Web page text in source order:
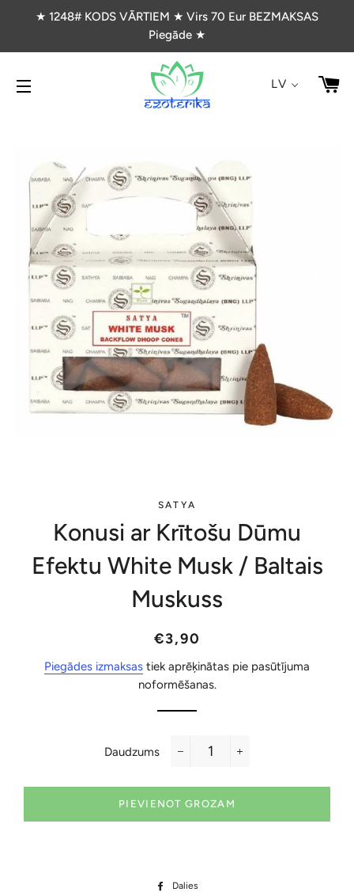
★ 1248# KODS VĀRTIEM ★ Virs 70 Eur BEZMAKSAS
Piegāde ★
VIETNES NAVIGĀCIJA
LV
SATYA
Konusi ar Krītošu Dūmu
Efektu White Musk / Baltais
Muskuss
Parastā
Akcijas
€3,90
Piegādes izmaksas tiek aprēķinātas pie pasūtījuma
noformēšanas.
Daudzums
PIEVIENOT GROZAM
Dalies